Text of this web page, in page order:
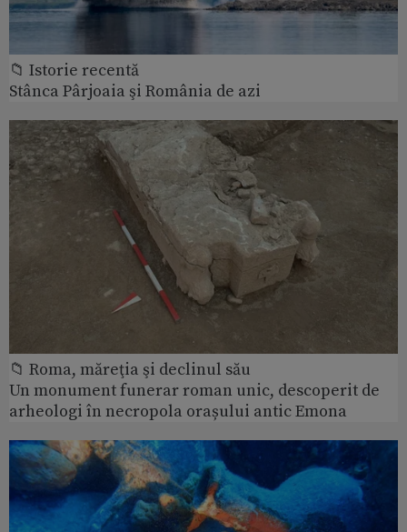
📁 Istorie recentă
Stânca Pârjoaia şi România de azi
📁 Roma, măreţia şi declinul său
Un monument funerar roman unic, descoperit de
arheologi în necropola orașului antic Emona